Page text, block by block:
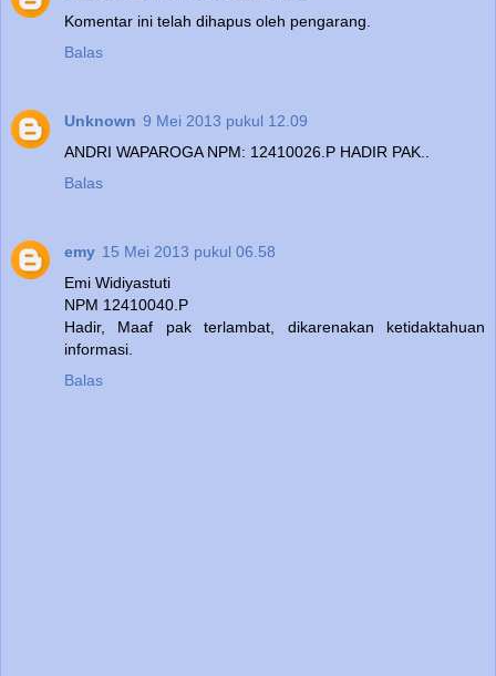
Komentar ini telah dihapus oleh pengarang.
Balas
Unknown 9 Mei 2013 pukul 12.09
ANDRI WAPAROGA NPM: 12410026.P HADIR PAK..
Balas
emy 15 Mei 2013 pukul 06.58
Emi Widiyastuti
NPM 12410040.P
Hadir, Maaf pak terlambat, dikarenakan ketidaktahuan
informasi.
Balas